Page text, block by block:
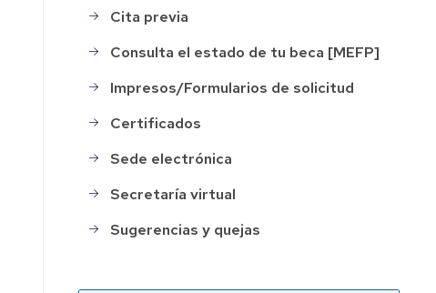
Cita previa
Consulta el estado de tu beca [MEFP]
Impresos/Formularios de solicitud
Certificados
Sede electrónica
Secretaría virtual
Sugerencias y quejas